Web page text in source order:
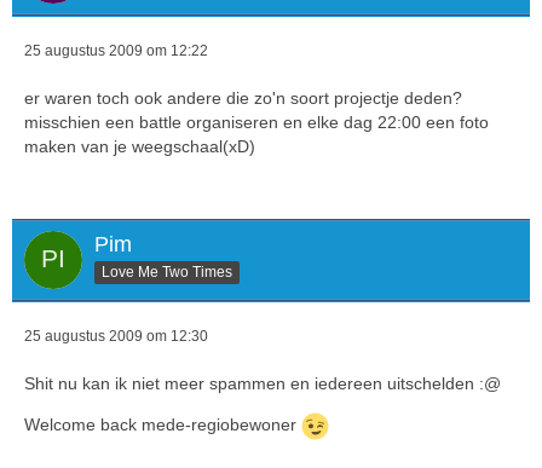
25 augustus 2009 om 12:22
er waren toch ook andere die zo'n soort projectje deden?
misschien een battle organiseren en elke dag 22:00 een foto
maken van je weegschaal(xD)
Pim
Love Me Two Times
25 augustus 2009 om 12:30
Shit nu kan ik niet meer spammen en iedereen uitschelden :@
Welcome back mede-regiobewoner